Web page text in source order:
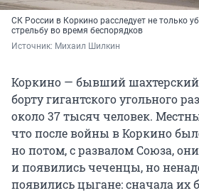
СК России в Коркино расследует не только
стрельбу во время беспорядков
Источник: Михаил Шилкин
Коркино — бывший шахтерский
борту гигантского угольного
около 37 тысяч человек.
что после войны в Коркино
но потом, с развалом Союза,
и появились чеченцы, но
появились цыгане: сначала их